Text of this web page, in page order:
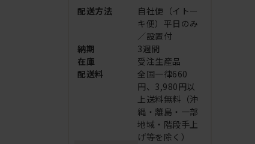
配送方法
自社便（イトー
キ便）平日のみ
／設置付
納期
3週間
在庫
受注生産品
配送料
全国一律660
円、3,980円以
上送料無料（沖
縄・離島・一部
地域・階段手上
げ等を除く）